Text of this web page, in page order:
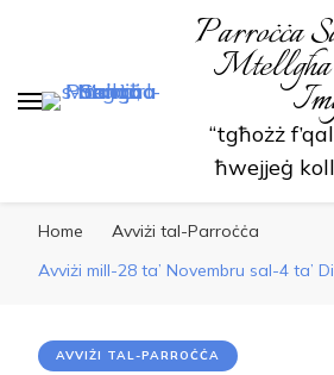
Parroċċa
“tgħożż
ħwejjeġ
Home
Avviżi tal-Parroċċa
Avviżi mill-28 ta’ Novembru sal-4 ta’
AVVIŻI TAL-PARROĊĊA